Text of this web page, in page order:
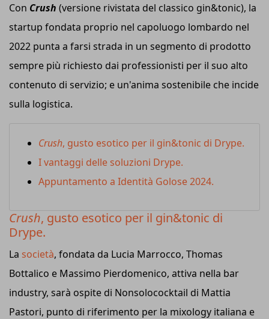
Con Crush (versione rivistata del classico gin&tonic), la
startup fondata proprio nel capoluogo lombardo nel
2022 punta a farsi strada in un segmento di prodotto
sempre più richiesto dai professionisti per il suo alto
contenuto di servizio; e un'anima sostenibile che incide
sulla logistica.
Crush, gusto esotico per il gin&tonic di Drype.
I vantaggi delle soluzioni Drype.
Appuntamento a Identità Golose 2024.
Crush, gusto esotico per il gin&tonic di
Drype.
La società, fondata da Lucia Marrocco, Thomas
Bottalico e Massimo Pierdomenico, attiva nella bar
industry, sarà ospite di Nonsolococktail di Mattia
Pastori, punto di riferimento per la mixology italiana e